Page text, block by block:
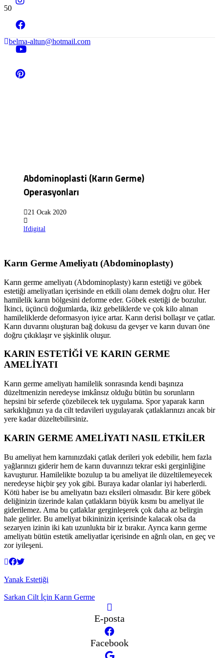
belma-altun@hotmail.com
Abdominoplasti (Karın Germe)
Operasyonları
21 Ocak 2020
lfdigital
Karın Germe Ameliyatı (Abdominoplasty)
Karın germe ameliyatı (Abdominoplasty) karın estetiği ve göbek
estetiği ameliyatları içerisinde en etkili olanı demek doğru olur. Her
hamilelik karın bölgesini deforme eder. Göbek estetiği de bozulur.
İkinci, üçüncü doğumlarda, ikiz gebeliklerde ve çok kilo alınan
hamileliklerde deformasyon iyice artar. Karın derisi bollaşır ve çatlar.
Karın duvarını oluşturan bağ dokusu da gevşer ve karın duvarı öne
doğru çıkıklaşır ve şişkinlik oluşur.
KARIN ESTETİĞİ VE KARIN GERME
AMELİYATI
Karın germe ameliyatı hamilelik sonrasında kendi başınıza
düzeltmenizin neredeyse imkânsız olduğu bütün bu sorunların
hepsini bir seferde çözebilecek tek uygulama. Spor yaparak karın
sarkıklığınızı ya da cilt tedavileri uygulayarak çatlaklarınızı ancak bir
yere kadar düzeltebilirsiniz.
KARIN GERME AMELİYATI NASIL ETKİLER
Bu ameliyat hem karnınızdaki çatlak derileri yok edebilir, hem fazla
yağlarınızı giderir hem de karın duvarınızı tekrar eski gerginliğine
kavuşturur. Hamilelikte bozulup ta bu ameliyat ile düzeltilemeyecek
neredeyse hiçbir şey yok gibi. Buraya kadar olanlar iyi haberlerdi.
Kötü haber ise bu ameliyatın bazı eksileri olmasıdır. Bir kere göbek
deliğinizin üzerinde kalan çatlakların büyük kısmı bu ameliyat ile
giderilemez. Ama bu çatlaklar gerginleşerek çok daha az belirgin
hale gelirler. Bu ameliyat bikininizin içerisinde kalacak olsa da
sezaryen izinin iki katı uzunlukta bir iz bırakır. Ayrıca karın germe
ameliyatı bütün estetik ameliyatlar içerisinde en ağrılı olan, en geç ve
zor iyileşeni.
Yanak Estetiği
Sarkan Cilt İçin Karın Germe
E-posta
Facebook